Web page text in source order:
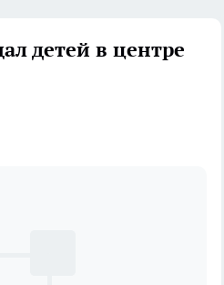
детей в центре